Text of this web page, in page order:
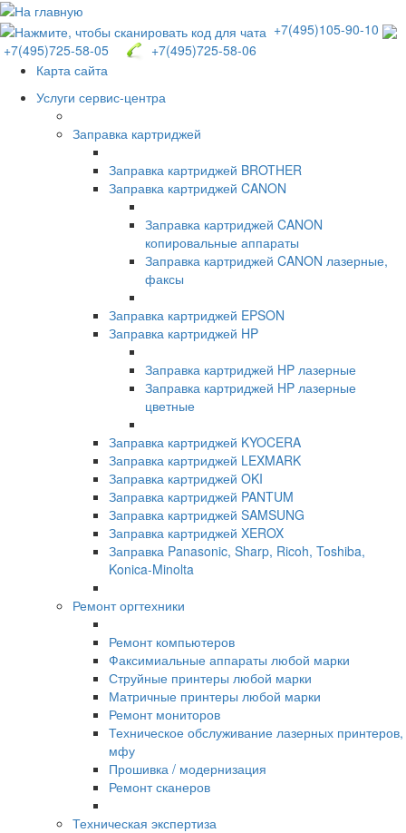
+7(495)105-90-10
+7(495)725-58-05
+7(495)725-58-06
Карта сайта
Услуги сервис-центра
Заправка картриджей
Заправка картриджей BROTHER
Заправка картриджей CANON
Заправка картриджей CANON
копировальные аппараты
Заправка картриджей CANON лазерные,
факсы
Заправка картриджей EPSON
Заправка картриджей HP
Заправка картриджей HP лазерные
Заправка картриджей HP лазерные
цветные
Заправка картриджей KYOCERA
Заправка картриджей LEXMARK
Заправка картриджей OKI
Заправка картриджей PANTUM
Заправка картриджей SAMSUNG
Заправка картриджей XEROX
Заправка Panasonic, Sharp, Ricoh, Toshiba,
Konica-Minolta
Ремонт оргтехники
Ремонт компьютеров
Факсимиальные аппараты любой марки
Струйные принтеры любой марки
Матричные принтеры любой марки
Ремонт мониторов
Техническое обслуживание лазерных принтеров,
мфу
Прошивка / модернизация
Ремонт сканеров
Техническая экспертиза